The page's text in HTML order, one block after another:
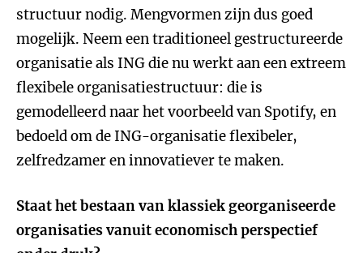
structuur nodig. Mengvormen zijn dus goed
mogelijk. Neem een traditioneel gestructureerde
organisatie als ING die nu werkt aan een extreem
flexibele organisatiestructuur: die is
gemodelleerd naar het voorbeeld van Spotify, en
bedoeld om de ING-organisatie flexibeler,
zelfredzamer en innovatiever te maken.
Staat het bestaan van klassiek georganiseerde
organisaties vanuit economisch perspectief